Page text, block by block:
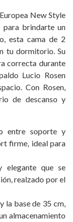
New Style
para brindarte un
esta cama de 2
tu dormitorio. Su
correcta durante
Lucio Rosen
Con Rosen,
de descanso y
entre soporte y
firme, ideal para
elegante que se
realzado por el
la base de 35 cm,
almacenamiento